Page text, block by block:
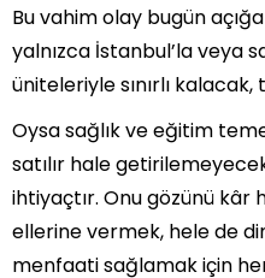
Bu vahim olay bugün
yalnızca İstanbul’la veya
üniteleriyle sınırlı
Oysa sağlık ve eğitim
satılır hale
ihtiyaçtır. Onu gözünü kâr
ellerine vermek, hele de
menfaati sağlamak için